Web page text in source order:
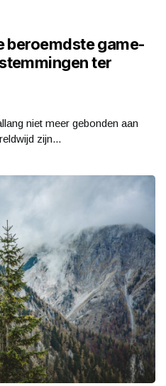
beroemdste game-
ter
niet meer gebonden aan
zijn...